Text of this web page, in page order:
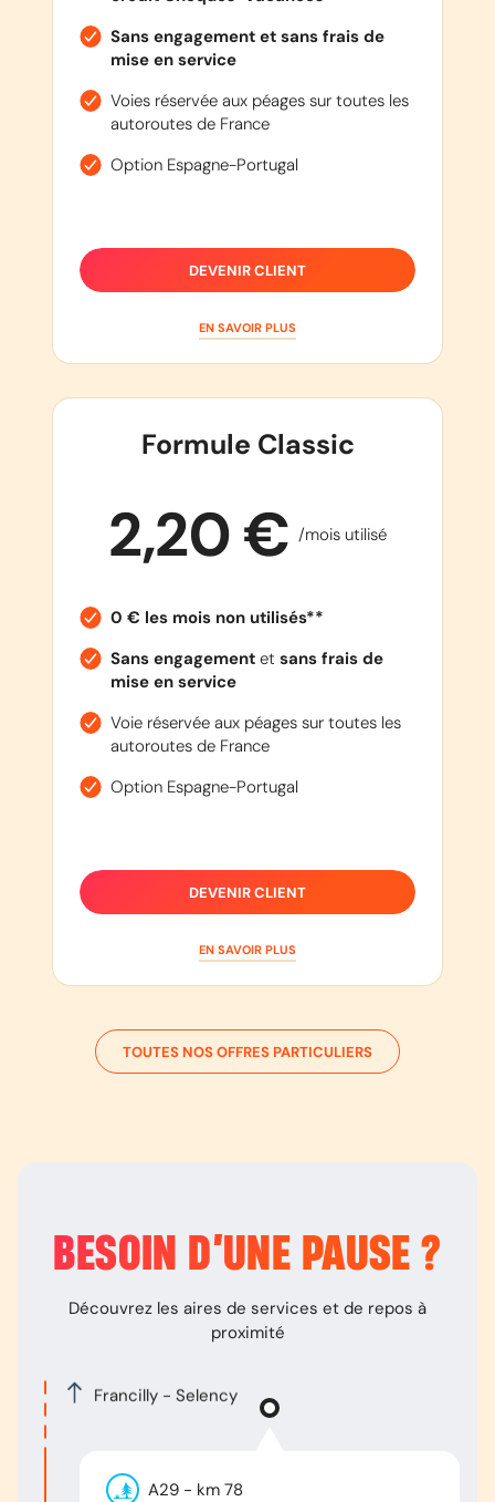
Sans engagement et sans frais de
mise en service
Voies réservée aux péages sur toutes les
autoroutes de France
Option Espagne-Portugal
DEVENIR CLIENT
EN SAVOIR PLUS
Formule Classic
2,20 € /mois utilisé
0 € les mois non utilisés**
Sans engagementet sans frais de
mise en service
Voie réservée aux péages sur toutes les
autoroutes de France
Option Espagne-Portugal
DEVENIR CLIENT
EN SAVOIR PLUS
TOUTES NOS OFFRES PARTICULIERS
BESOIN D’UNE PAUSE ?
Découvrez les aires de services et de repos à
proximité
Francilly - Selency
A29 - km 78